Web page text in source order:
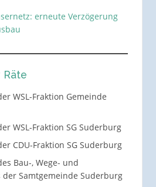
erneute Verzögerung
Räte
WSL-Fraktion Gemeinde
WSL-Fraktion SG Suderburg
CDU-Fraktion SG Suderburg
Bau-, Wege- und
der Samtgemeinde Suderburg